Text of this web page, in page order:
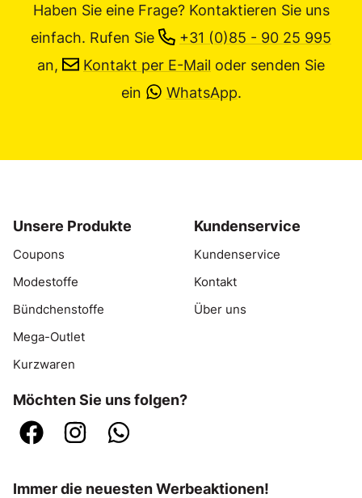
Haben Sie eine Frage? Kontaktieren Sie uns
einfach. Rufen Sie
+31 (0)85 - 90 25 995
an,
Kontakt per E-Mail oder senden Sie
ein
WhatsApp.
Unsere Produkte
Coupons
Modestoffe
Bündchenstoffe
Mega-Outlet
Kurzwaren
Kundenservice
Kundenservice
Kontakt
Über uns
Möchten Sie uns folgen?
Immer die neuesten Werbeaktionen!